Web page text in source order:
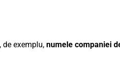
exemplu, numele companiei